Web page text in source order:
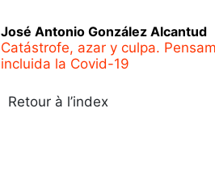
José Antonio González Alcantud
Catástrofe, azar y culpa.
incluida la Covid-19
Retour à l’index